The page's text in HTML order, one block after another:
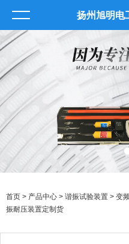
扬州旭明电
首页 > 产品中心 > 谐振试验装置 > 变
振耐压装置定制货